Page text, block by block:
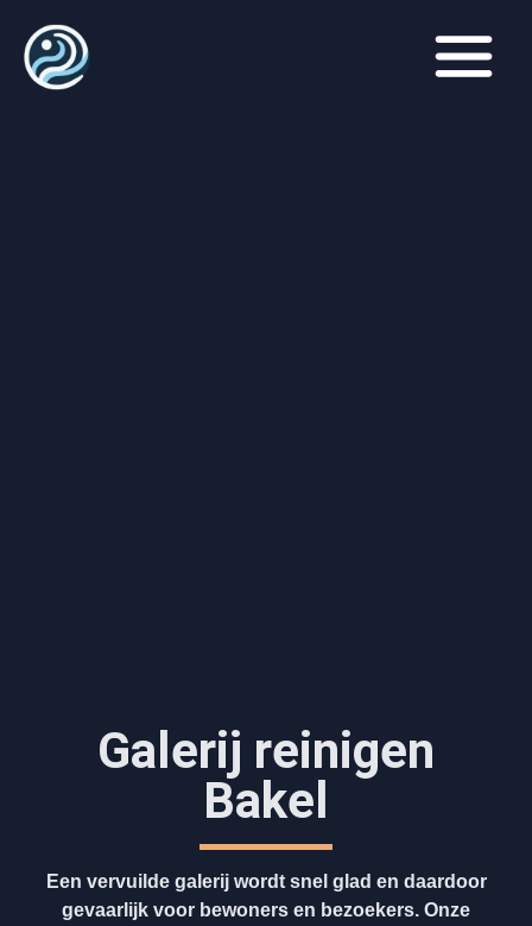
Galerij reinigen
Bakel
Een vervuilde galerij wordt snel glad en daardoor
gevaarlijk voor bewoners en bezoekers. Onze